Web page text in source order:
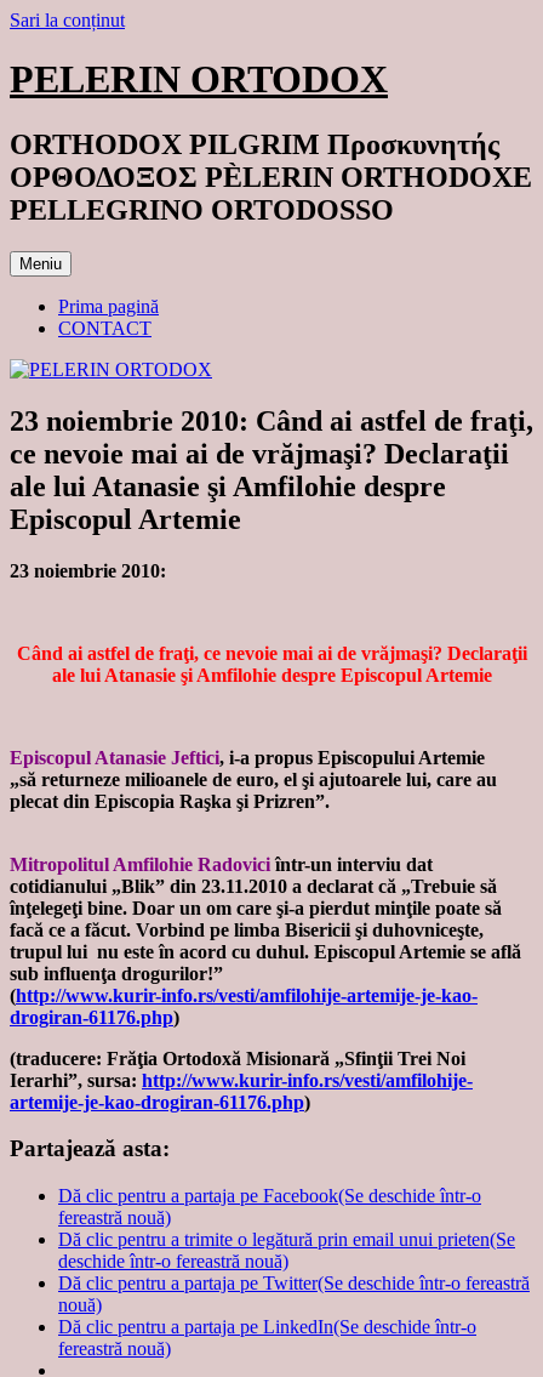
Sari la conținut
PELERIN ORTODOX
ORTHODOX PILGRIM Προσκυνητής
ΟΡΘΟΔΟΞΟΣ PÈLERIN ORTHODOXE
PELLEGRINO ORTODOSSO
Meniu
Prima pagină
CONTACT
23 noiembrie 2010: Când ai astfel de fraţi,
ce nevoie mai ai de vrăjmaşi? Declaraţii
ale lui Atanasie şi Amfilohie despre
Episcopul Artemie
23 noiembrie 2010:
Când ai astfel de fraţi, ce nevoie mai ai de vrăjmaşi? Declaraţii
ale lui Atanasie şi Amfilohie despre Episcopul Artemie
Episcopul Atanasie Jeftici, i-a propus Episcopului Artemie
„să returneze milioanele de euro, el şi ajutoarele lui, care au
plecat din Episcopia Raşka şi Prizren”.
Mitropolitul Amfilohie Radoviciîntr-un interviu dat
cotidianului „Blik” din 23.11.2010 a declarat că „Trebuie să
înţelegeţi bine. Doar un om care şi-a pierdut minţile poate să
facă ce a făcut. Vorbind pe limba Bisericii şi duhovniceşte,
trupul lui nu este în acord cu duhul. Episcopul Artemie se află
sub influenţa drogurilor!”
(http://www.kurir-info.rs/vesti/amfilohije-artemije-je-kao-
drogiran-61176.php)
(traducere: Frăţia Ortodoxă Misionară „Sfinţii Trei Noi
Ierarhi”, sursa: http://www.kurir-info.rs/vesti/amfilohije-
artemije-je-kao-drogiran-61176.php)
Partajează asta:
Dă clic pentru a partaja pe Facebook(Se deschide într-o
fereastră nouă)
Dă clic pentru a trimite o legătură prin email unui prieten(Se
deschide într-o fereastră nouă)
Dă clic pentru a partaja pe Twitter(Se deschide într-o fereastră
nouă)
Dă clic pentru a partaja pe LinkedIn(Se deschide într-o
fereastră nouă)